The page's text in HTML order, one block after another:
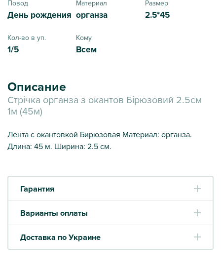
Повод
День рождения
Материал
органза
Размер
2.5*45
Кол-во в уп.
1/5
Кому
Всем
Описание
Стрічка органза з окантов Бірюзовий 2.5см
1м (45м)
Лента с окантовкой Бирюзовая Материал: органза.
Длина: 45 м. Ширина: 2.5 см.
Гарантия
Варианты оплаты
Доставка по Украине